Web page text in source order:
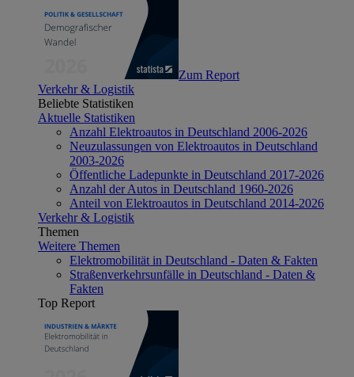
Zum Report
Verkehr & Logistik
Beliebte Statistiken
Aktuelle Statistiken
Anzahl Elektroautos in Deutschland 2006-2026
Neuzulassungen von Elektroautos in Deutschland
2003-2026
Öffentliche Ladepunkte in Deutschland 2017-2026
Anzahl der Autos in Deutschland 1960-2026
Anteil von Elektroautos in Deutschland 2014-2026
Verkehr & Logistik
Themen
Weitere Themen
Elektromobilität in Deutschland - Daten & Fakten
Straßenverkehrsunfälle in Deutschland - Daten &
Fakten
Top Report